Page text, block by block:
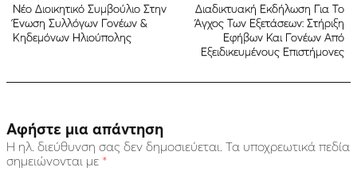
Νέο Διοικητικό Συμβούλιο Στην
Ένωση Συλλόγων Γονέων &
Κηδεμόνων Ηλιούπολης
Διαδικτυακή Εκδήλωση Για Το
Άγχος Των Εξετάσεων: Στήριξη
Εφήβων Και Γονέων Από
Εξειδικευμένους Επιστήμονες
Αφήστε μια απάντηση
Η ηλ. διεύθυνση σας δεν δημοσιεύεται. Τα υποχρεωτικά πεδία
σημειώνονται με *